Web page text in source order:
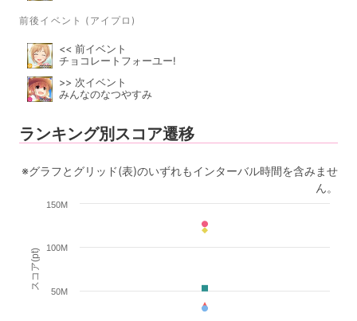
前後イベント (アイプロ)
<< 前イベント
チョコレートフォーユー!
>> 次イベント
みんなのなつやすみ
ランキング別スコア遷移
※グラフとグリッド(表)のいずれもインターバル時間を含みませ
ん。
スコア(pt)
50M
100M
150M